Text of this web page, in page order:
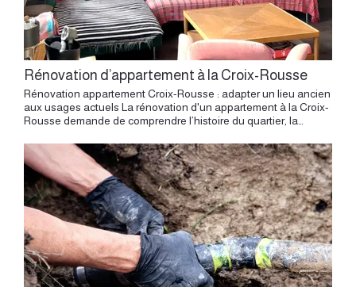
Rénovation d’appartement à la Croix-Rousse
Rénovation appartement Croix-Rousse : adapter un lieu ancien
aux usages actuels La rénovation d'un appartement à la Croix-
Rousse demande de comprendre l’histoire du quartier, la
particulière entre le logement et la colline. Ici, l’espace possède
souvent une mémoire forte. Les volumes racontent le travail de
la soie, les hauteurs évoquent les anciens ateliers, les fenêtres
captent une lumière particulière, les rues en pente donnent au
logement une relation directe avec le relief de Lyon. Un projet
de rénovation intérieure à la Croix-Rousse commence par cette
écoute du lieu. Avant de transformer, il faut comprendre ce que
l’appartement porte déjà : son rythme, sa structure, ses
matières, ses usages possibles, sa lumière, son lien avec le
quartier. Rénover un appartement à la Croix-Rousse consiste à
composer avec l’histoire du lieu, la hauteur et les usages